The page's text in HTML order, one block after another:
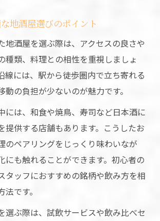
地酒屋選びのポイント
地酒屋を選ぶ際は、アクセスの良さや
種類、料理との相性を重視しましょ
線には、駅から徒歩圏内で立ち寄れる
の負担が少ないのが魅力です。
には、和食や焼鳥、寿司など日本酒に
提供する店舗もあります。こうしたお
のペアリングをじっくり味わいなが
にも触れることができます。初心者の
タッフにおすすめの銘柄や飲み方を相
です。
選ぶ際は、試飲サービスや飲み比べセ